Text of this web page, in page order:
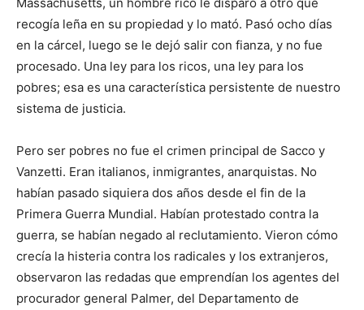
recogía leña en su propiedad y lo mató. Pasó ocho días
en la cárcel, luego se le dejó salir con fianza, y no fue
procesado. Una ley para los ricos, una ley para los
pobres; esa es una característica persistente de nuestro
sistema de justicia.
Pero ser pobres no fue el crimen principal de Sacco y
Vanzetti. Eran italianos, inmigrantes, anarquistas. No
habían pasado siquiera dos años desde el fin de la
Primera Guerra Mundial. Habían protestado contra la
guerra, se habían negado al reclutamiento. Vieron cómo
crecía la histeria contra los radicales y los extranjeros,
observaron las redadas que emprendían los agentes del
procurador general Palmer, del Departamento de